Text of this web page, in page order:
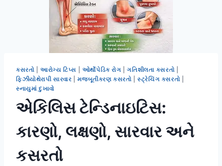
કસરતો |આરોગ્ય ટિપ્સ ઓર્થોપેડિક રોગ |ગતિશીલતા કસરતો
ફિઝીયોથેરાપી સારવાર |મજબૂતીકરણ કસરતો |સ્ટ્રેચિંગ કસરતો
સ્નાયુમાં દુખાવો
એકિલિસ ટેન્ડિનાઇટિસ:
કારણો, લક્ષણો, સારવાર અને
કસરતો